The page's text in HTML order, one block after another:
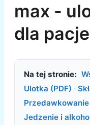
max -
dla
Na tej stronie:
Ulotka (PDF) ·
Przedawkowanie
Jedzenie i